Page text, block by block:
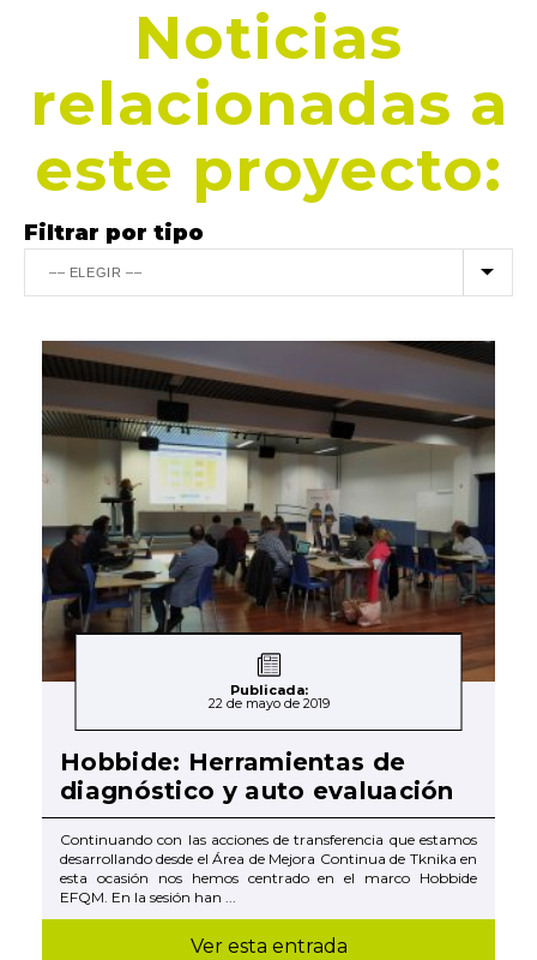
Noticias
relacionadas a
este proyecto:
Filtrar por tipo
Publicada:
22 de mayo de 2019
Hobbide: Herramientas de
diagnóstico y auto evaluación
Continuando con las acciones de transferencia que estamos
desarrollando desde el Área de Mejora Continua de Tknika en
esta ocasión nos hemos centrado en el marco Hobbide
EFQM. En la sesión han ...
Ver esta entrada